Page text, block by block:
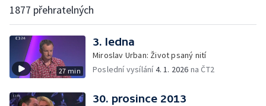
1877 přehratelných
27 min
3. ledna
Miroslav Urban: Život psaný nití
Poslední vysílání4. 1. 2026 na ČT2
30. prosince 2013